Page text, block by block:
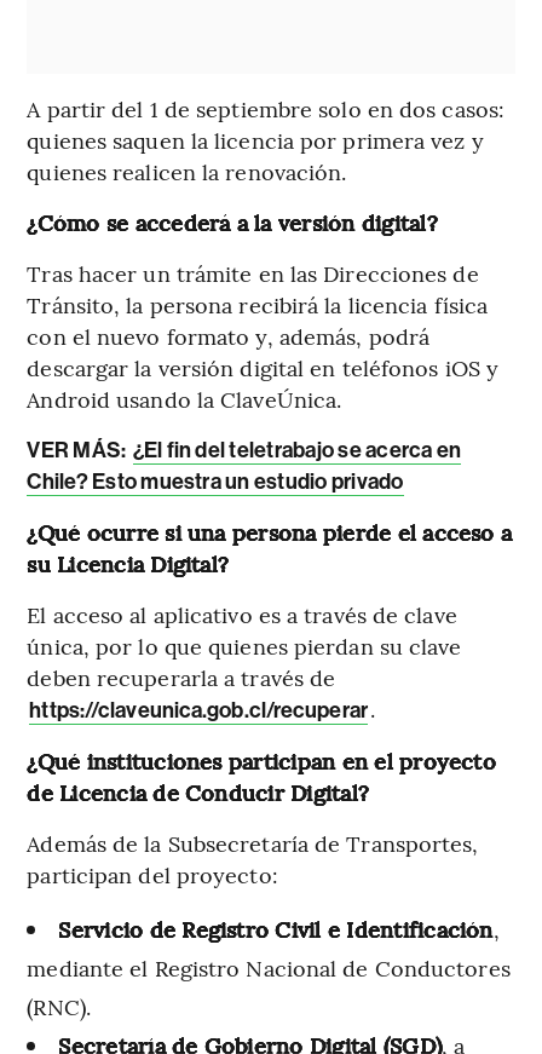
A partir del 1 de septiembre solo en dos casos:
quienes saquen la licencia por primera vez y
quienes realicen la renovación.
¿Cómo se accederá a la versión digital?
Tras hacer un trámite en las Direcciones de
Tránsito, la persona recibirá la licencia física
con el nuevo formato y, además, podrá
descargar la versión digital en teléfonos iOS y
Android usando la ClaveÚnica.
VER MÁS: ¿El fin del teletrabajo se acerca en
Chile? Esto muestra un estudio privado
¿Qué ocurre si una persona pierde el acceso a
su Licencia Digital?
El acceso al aplicativo es a través de clave
única, por lo que quienes pierdan su clave
deben recuperarla a través de
https://claveunica.gob.cl/recuperar.
¿Qué instituciones participan en el proyecto
de Licencia de Conducir Digital?
Además de la Subsecretaría de Transportes,
participan del proyecto:
Servicio de Registro Civil e Identificación,
mediante el Registro Nacional de Conductores
(RNC).
Secretaría de Gobierno Digital (SGD), a